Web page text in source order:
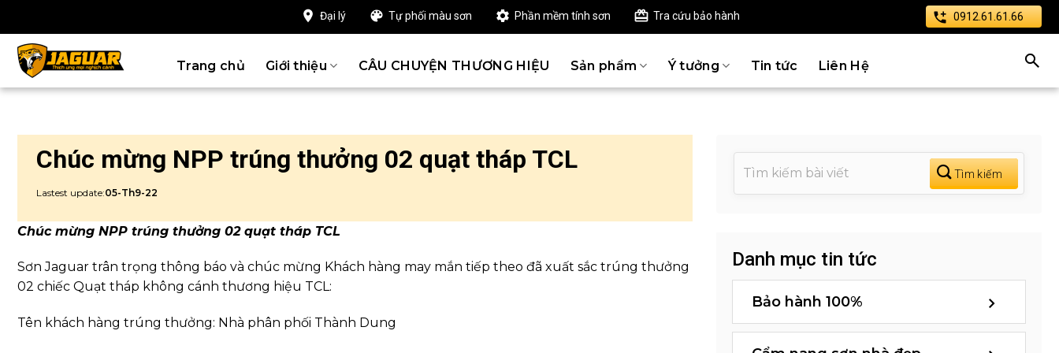
dung
Đại lý Tự phối màu sơn Phần mềm tính sơn Tra cứu bảo hành 0912.61.61.66
Trang chủ Giới thiệu CÂU CHUYỆN THƯƠNG HIỆU Sản phẩm Ý tưởng Tin tức Liên Hệ
Chúc mừng NPP trúng thưởng 02 quạt tháp TCL
Lastest update:05-Th9-22
Chúc mừng NPP trúng thưởng 02 quạt tháp TCL
Sơn Jaguar trân trọng thông báo và chúc mừng Khách hàng may mắn tiếp theo đã xuất sắc trúng thưởng
02 chiếc Quạt tháp không cánh thương hiệu TCL:
Tên khách hàng trúng thưởng: Nhà phân phối Thành Dung
Danh mục tin tức
Bảo hành 100%